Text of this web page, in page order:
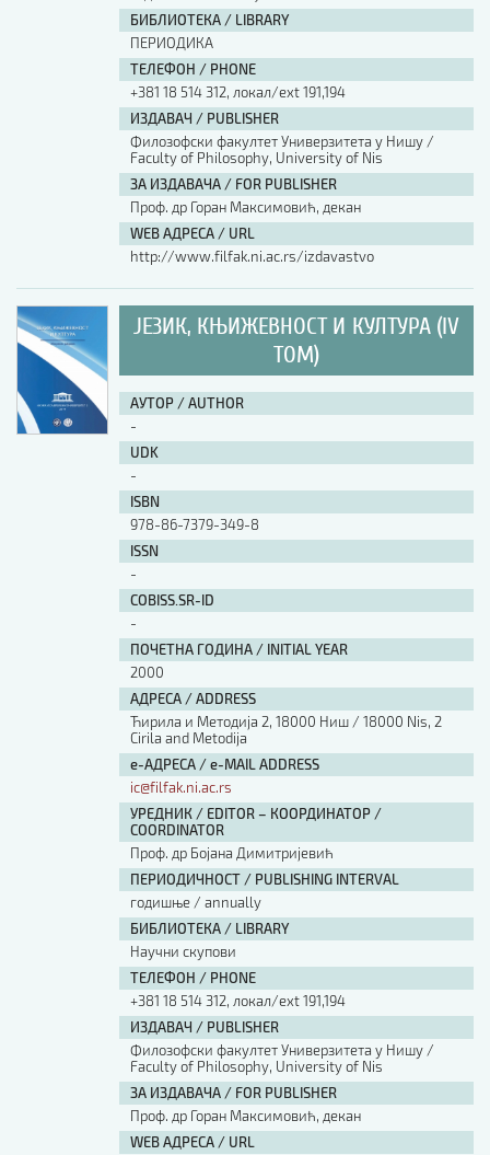
БИБЛИОТЕКА / LIBRARY
ПЕРИОДИКА
ТЕЛЕФОН / PHONE
+381 18 514 312, локал/ext 191,194
ИЗДАВАЧ / PUBLISHER
Филозофски факултет Универзитета у Нишу /
Faculty of Philosophy, University of Nis
ЗА ИЗДАВАЧА / FOR PUBLISHER
Проф. др Горан Максимовић, декан
WEB АДРЕСА / URL
http://www.filfak.ni.ac.rs/izdavastvo
ЈЕЗИК, КЊИЖЕВНОСТ И КУЛТУРА (IV
ТОМ)
АУТОР / AUTHOR
-
UDK
-
ISBN
978-86-7379-349-8
ISSN
-
COBISS.SR-ID
-
ПОЧЕТНА ГОДИНА / INITIAL YEAR
2000
АДРЕСА / ADDRESS
Ћирила и Методија 2, 18000 Ниш / 18000 Nis, 2
Cirila and Metodija
е-АДРЕСА / e-MAIL ADDRESS
ic@filfak.ni.ac.rs
УРЕДНИК / EDITOR – КООРДИНАТОР /
COORDINATOR
Проф. др Бојана Димитријевић
ПЕРИОДИЧНОСТ / PUBLISHING INTERVAL
годишње / annually
БИБЛИОТЕКА / LIBRARY
Научни скупови
ТЕЛЕФОН / PHONE
+381 18 514 312, локал/ext 191,194
ИЗДАВАЧ / PUBLISHER
Филозофски факултет Универзитета у Нишу /
Faculty of Philosophy, University of Nis
ЗА ИЗДАВАЧА / FOR PUBLISHER
Проф. др Горан Максимовић, декан
WEB АДРЕСА / URL